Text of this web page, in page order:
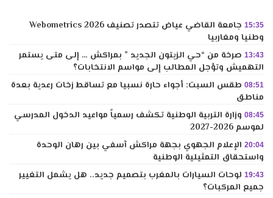
15:35
جامعة القاضي عياض تتصدر تصنيف Webometrics 2026
وطنيا ومغاربيا
13:43 صرخة من “حي الزيتون الجديد ” بمراكش … إلى متى يستمر
التهميش وتؤجل المطالب إلى مواسم الانتخابات؟
08:51 طقس السبت: أجواء حارة نسبيا مع تساقط زخات رعدية بعدة
مناطق
08:45 وزارة التربية الوطنية تكشف رسمياً مواعيد الدخول المدرسي
لموسم 2026-2027
20:04 الإعلام الجهوي بجهة مراكش آسفي بين رهان الوحدة
واستحقاق التمثيلية الوطنية
19:43 لوحات السيارات بالمغرب بتصميم جديد.. هل يشمل التغيير
جميع المركبات؟